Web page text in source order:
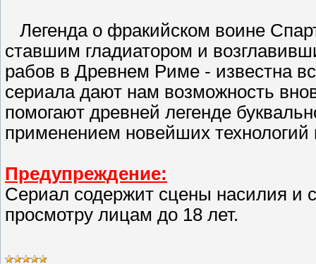
Легенда о фракийском воине
ставшим гладиатором и
рабов в Древнем Риме - известна
сериала дают нам возможность
помогают древней легенде
применением новейших технологий
Предупреждение:
Сериал содержит сцены насилия и
просмотру лицам до 18 лет.